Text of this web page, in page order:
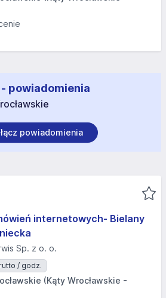
powiadomienia
powiadomienia
internetowych- Bielany
Sp. z o. o.
/ godz.
(Kąty Wrocławskie -